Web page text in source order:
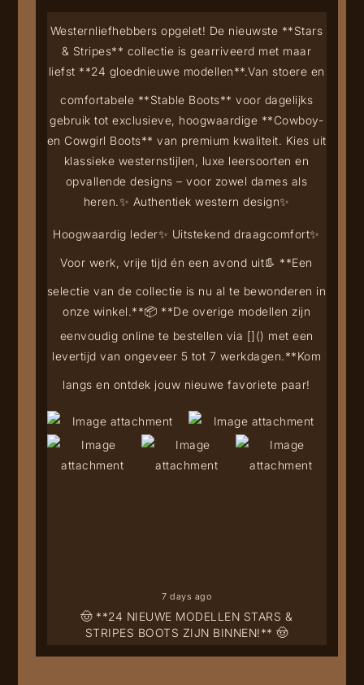
🤠 **24 NIEUWE MODELLEN STARS &
STRIPES BOOTS ZIJN BINNEN!** 🤠
Westernliefhebbers opgelet! De nieuwste **Stars
& Stripes** collectie is gearriveerd met maar
liefst **24 gloednieuwe modellen**.Van stoere en
comfortabele **Stable Boots** voor dagelijks
gebruik tot exclusieve, hoogwaardige **Cowboy-
en Cowgirl Boots** van premium kwaliteit. Kies uit
klassieke westernstijlen, luxe leersoorten en
opvallende designs – voor zowel dames als
heren.✨ Authentiek western design✨
Hoogwaardig leder✨ Uitstekend draagcomfort✨
Voor werk, vrije tijd én een avond uit👢 **Een
selectie van de collectie is nu al te bewonderen in
onze winkel.**📦 **De overige modellen zijn
eenvoudig online te bestellen via []() met een
levertijd van ongeveer 5 tot 7 werkdagen.**Kom
langs en ontdek jouw nieuwe favoriete paar!
7 days ago